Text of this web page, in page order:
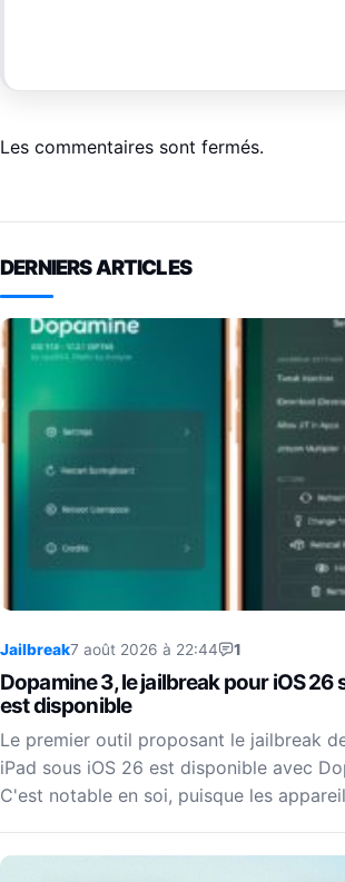
Les commentaires sont fermés.
DERNIERS ARTICLES
Jailbreak7 août 2026 à 22:44 1
Dopamine 3, le jailbreak pour iOS 26
est disponible
Le premier outil proposant le jailbreak
iPad sous iOS 26 est disponible avec
C'est notable en soi, puisque les